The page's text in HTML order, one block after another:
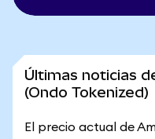
Últimas noticias
(Ondo Tokenized)
El precio actual de